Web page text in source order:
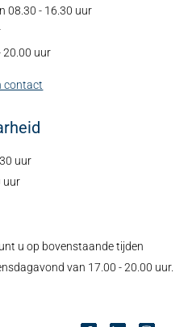
08.30 - 16.30 uur
20.00 uur
contact
uur
uur
u op bovenstaande tijden
van 17.00 - 20.00 uur.